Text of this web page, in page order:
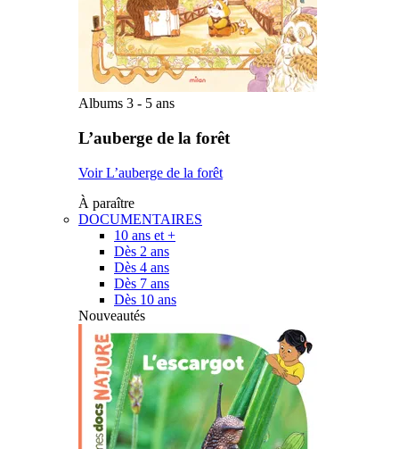
Albums 3 - 5 ans
L’auberge de la forêt
Voir L’auberge de la forêt
À paraître
DOCUMENTAIRES
10 ans et +
Dès 2 ans
Dès 4 ans
Dès 7 ans
Dès 10 ans
Nouveautés